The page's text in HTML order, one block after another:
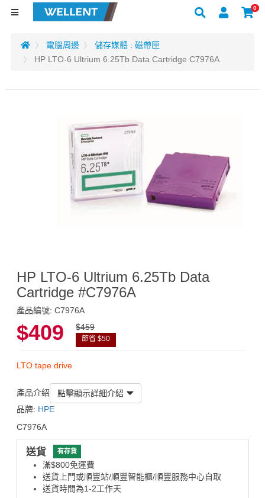
0
電腦周邊
儲存媒體 : 磁帶匣
HP LTO-6 Ultrium 6.25Tb Data Cartridge C7976A
HP LTO-6 Ultrium 6.25Tb Data
Cartridge #C7976A
產品編號: C7976A
$409 $459
節省 $50
LTO tape drive
產品介紹
點擊顯示詳細介紹
品牌: HPE
C7976A
送貨 有存貨
滿$800免運費
送貨上門或順豐站/順豐智能櫃/順豐服務中心自取
送貨時間為1-2工作天